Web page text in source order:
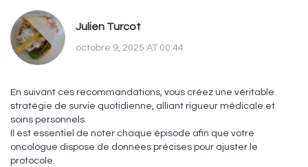
Julien Turcot
octobre 9, 2025 AT 00:44
En suivant ces recommandations, vous créez une véritable
stratégie de survie quotidienne, alliant rigueur médicale et
soins personnels.
Il est essentiel de noter chaque épisode afin que votre
oncologue dispose de données précises pour ajuster le
protocole.